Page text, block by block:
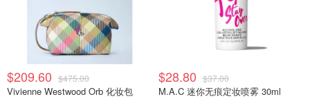
$209.60 $475.00
Vivienne Westwood Orb 化妆包
$28.80 $37.00
M.A.C 迷你无痕定妆喷雾 30ml